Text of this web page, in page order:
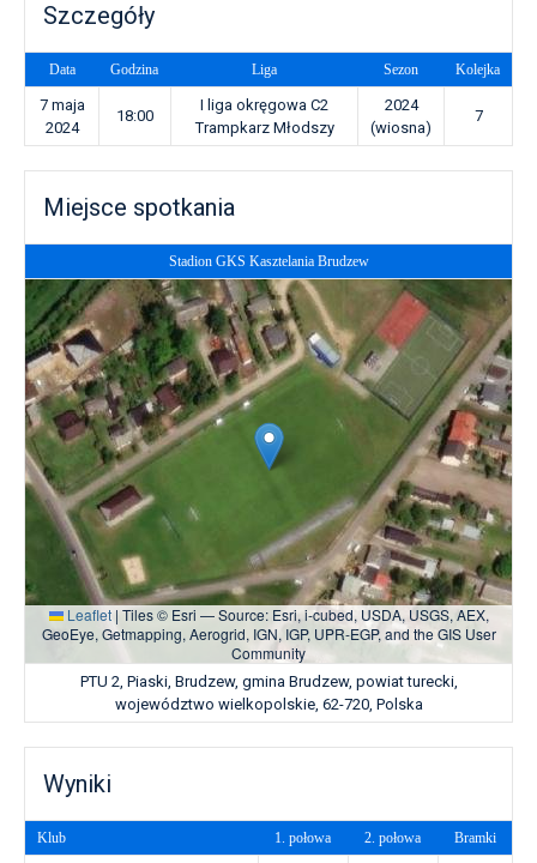
Szczegóły
Data Godzina Liga Sezon Kolejka
7 maja
2024
18:00
I liga okręgowa C2
Trampkarz Młodszy
2024
(wiosna)
7
Miejsce spotkania
Stadion GKS Kasztelania Brudzew
Leaflet | Tiles © Esri — Source: Esri, i-cubed, USDA, USGS, AEX,
GeoEye, Getmapping, Aerogrid, IGN, IGP, UPR-EGP, and the GIS User
Community
PTU 2, Piaski, Brudzew, gmina Brudzew, powiat turecki,
województwo wielkopolskie, 62-720, Polska
Wyniki
Klub 1. połowa 2. połowa Bramki